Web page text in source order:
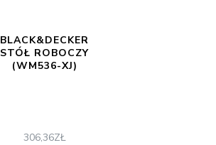
BLACK&DECKER
STÓŁ ROBOCZY
(WM536-XJ)
306,36ZŁ